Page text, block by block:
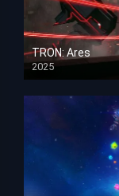
TRON: Ares
2025
HD 1080p